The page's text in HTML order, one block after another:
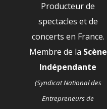
Producteur de
spectacles et de
concerts en France.
Membre de la Scène
Indépendante
(Syndicat National des
Entrepreneurs de